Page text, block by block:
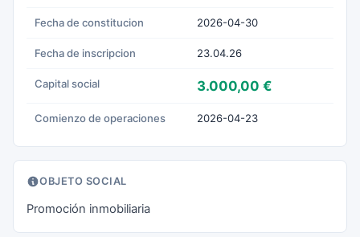
Fecha de constitucion 2026-04-30
Fecha de inscripcion 23.04.26
Capital social 3.000,00 €
Comienzo de operaciones 2026-04-23
OBJETO SOCIAL
Promoción inmobiliaria